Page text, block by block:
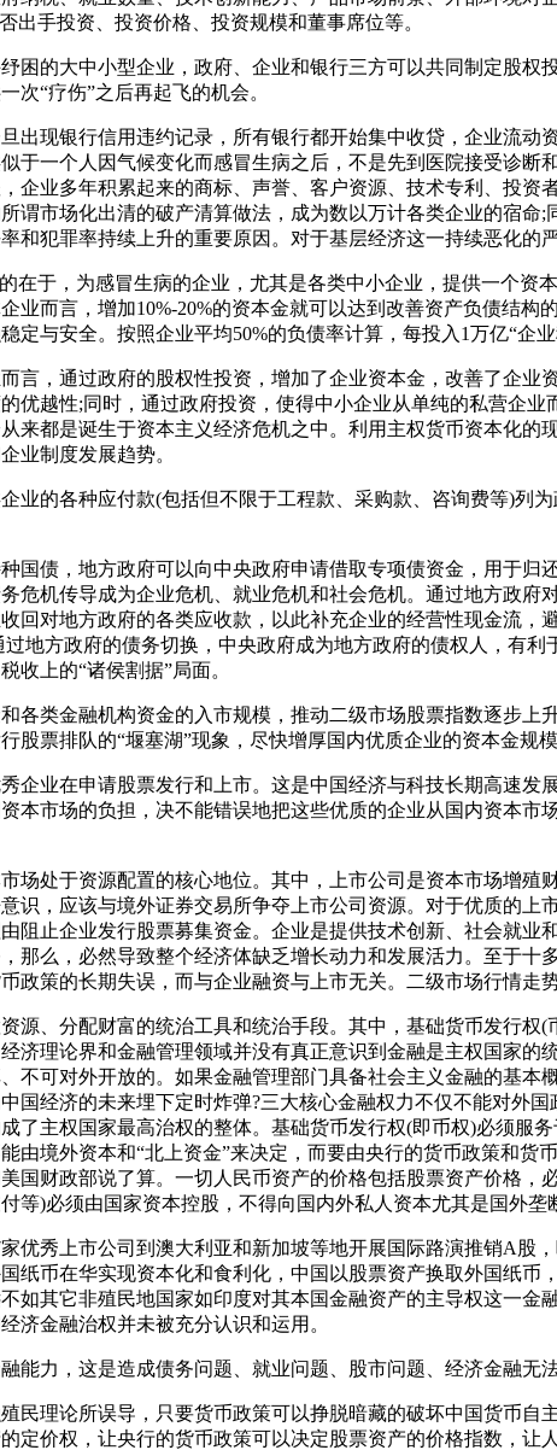
出手投资、投资价格、投资规模和董事席位等。
困的大中小型企业，政府、企业和银行三方可以共同制定股
次“疗伤”之后再起飞的机会。
出现银行信用违约记录，所有银行都开始集中收贷，企业流
于一个人因气候变化而感冒生病之后，不是先到医院接受诊
企业多年积累起来的商标、声誉、客户资源、技术专利、投
谓市场化出清的破产清算做法，成为数以万计各类企业的宿
和犯罪率持续上升的重要原因。对于基层经济这一持续恶化的
在于，为感冒生病的企业，尤其是各类中小企业，提供一个
业而言，增加10%-20%的资本金就可以达到改善资产负债结构的
定与安全。 按照企业平均50%的负债率计算，每投入1万亿“企
言，通过政府的股权性投资，增加了企业资本金，改善了企
优越性;同时，通过政府投资，使得中小企业从单纯的私营企
来都是诞生于资本主义经济危机之中。利用主权货币资本化
业制度发展趋势。
业的各种应付款(包括但不限于工程款、采购款、咨询费等)列
国债，地方政府可以向中央政府申请借取专项债资金，用于归
危机传导成为企业危机、就业危机和社会危机。通过地方政
回对地方政府的各类应收款，以此补充企业的经营性现金流
地方政府的债务切换，中央政府成为地方政府的债权人，有
收上的“诸侯割据”局面。
各类金融机构资金的入市规模，推动二级市场股票指数逐步
股票排队的“堰塞湖”现象，尽快增厚国内优质企业的资本金规
企业在申请股票发行和上市。这是中国经济与科技长期高速
本市场的负担，决不能错误地把这些优质的企业从国内资本
场处于资源配置的核心地位。其中，上市公司是资本市场增殖
识，应该与境外证券交易所争夺上市公司资源。对于优质的
阻止企业发行股票募集资金。企业是提供技术创新、社会就
那么，必然导致整个经济体缺乏增长动力和发展活力。 至于十
政策的长期失误，而与企业融资与上市无关。
二级市场行情走
源、分配财富的统治工具和统治手段。其中，基础货币发行
济理论界和金融管理领域并没有真正意识到金融是主权国家
不可对外开放的。 如果金融管理部门具备社会主义金融的基本
国经济的未来埋下定时炸弹?三大核心金融权力不仅不能对外
了主权国家最高治权的整体。基础货币发行权(即币权)必须服
由境外资本和“北上资金”来决定，而要由央行的货币政策和
国财政部说了算。一切人民币资产的价格包括股票资产价格
等)必须由国家资本控股，不得向国内外私人资本尤其是国外
优秀上市公司到澳大利亚和新加坡等地开展国际路演推销A
纸币在华实现资本化和食利化，中国以股票资产换取外国纸
如其它非殖民地国家如印度对其本国金融资产的主导权这一金
济金融治权并未被充分认识和运用。
能力，这是造成债务问题、就业问题、股市问题、经济金融无
民理论所误导，只要货币政策可以挣脱暗藏的破坏中国货币
定价权，让央行的货币政策可以决定股票资产的价格指数，